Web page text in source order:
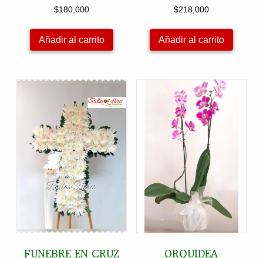
$180,000
Añadir al carrito
$218,000
Añadir al carrito
FUNEBRE EN CRUZ
ORQUIDEA